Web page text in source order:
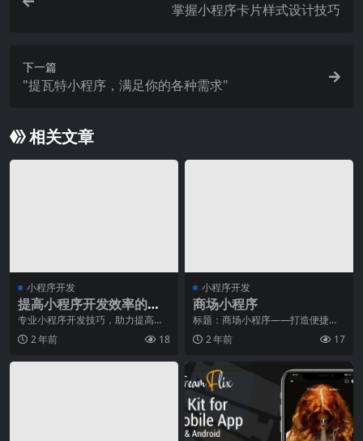
掌握小程序卡片样式设计技巧
下一篇
"提瓦特小程序，满足你的各种需求"
相关文章
小程序开发
提高小程序开发效率的技
巧
专业小程序开发技巧，助力提高开
发效率====================随
着 2 年前 18
小程序开发
商场小程序
标题：商场小程序——打造便捷高
效的购物新体验随着科技的不断进
步，移动互联网的普及
2 年前 17